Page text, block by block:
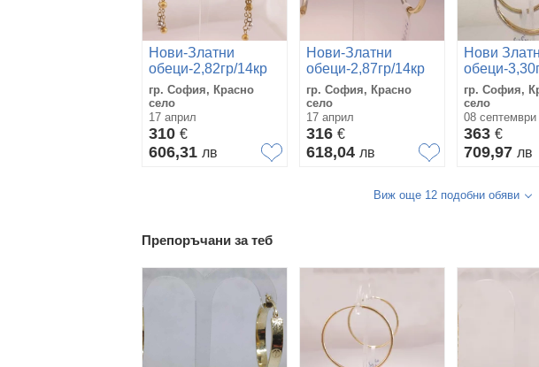
Нови-Златни
обеци-2,82гр/14кр
гр. София, Красно
село
17 април
310 €
606,31 лв
Нови-Златни
обеци-2,87гр/14кр
гр. София, Красно
село
17 април
316 €
618,04 лв
Нови
обеци-
гр. София,
село
08 септември
363 €
709,97 лв
Виж още 12 подобни обяви
Препоръчани за теб